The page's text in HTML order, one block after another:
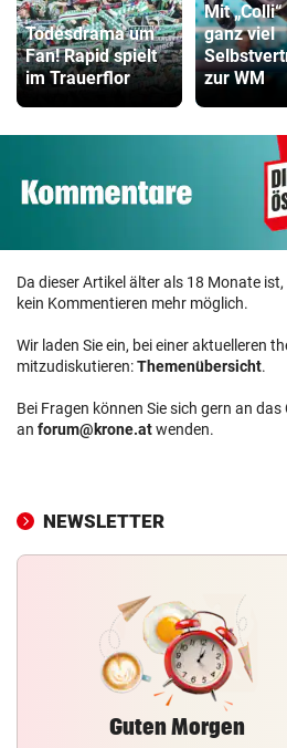
Todesdrama um
Fan! Rapid spielt
im Trauerflor
Mit
ganz viel
zur WM
Da dieser Artikel älter als 18 Monate
kein Kommentieren mehr möglich.
Wir laden Sie ein, bei einer aktuelleren
mitzudiskutieren:Themenübersicht.
Bei Fragen können Sie sich gern an
an forum@krone.atwenden.
NEWSLETTER
Guten Morgen